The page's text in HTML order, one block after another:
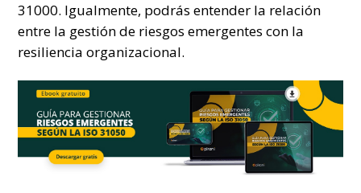
31000. Igualmente, podrás entender la relación
entre la gestión de riesgos emergentes con la
resiliencia organizacional.